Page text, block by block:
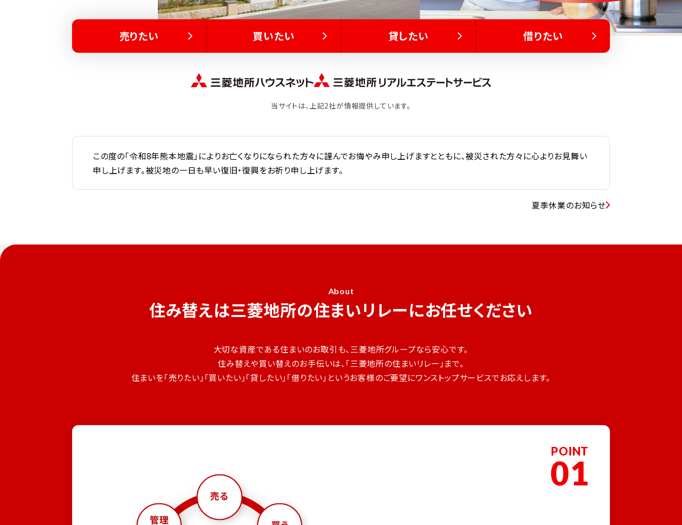
売りたい 買いたい 貸したい 借りたい
当サイトは、上記2社が情報提供しています。
この度の「令和8年熊本地震」によりお亡くなりになられた方々に謹んでお悔やみ申し上げますとともに、被災された方々に心よりお見舞い
申し上げます。被災地の一日も早い復旧・復興をお祈り申し上げます。
夏季休業のお知らせ
About
住み替えは三菱地所の住まいリレーにお任せください
大切な資産である住まいのお取引も、三菱地所グループなら安心です。
住み替えや買い替えのお手伝いは、「三菱地所の住まいリレー」まで。
住まいを「売りたい」「買いたい」「貸したい」「借りたい」というお客様のご要望にワンストップサービスでお応えします。
POINT
01